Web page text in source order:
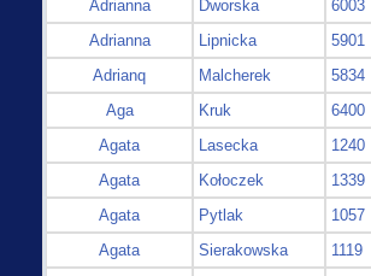
Adrianna
Dworska
6003
Adrianna
Lipnicka
5901
Adrianq
Malcherek
5834
Aga
Kruk
6400
Agata
Lasecka
1240
Agata
Kołoczek
1339
Agata
Pytlak 1057
Agata
Sierakowska
1119